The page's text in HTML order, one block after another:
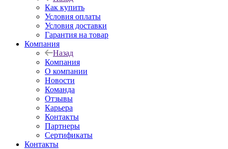
Как купить
Условия оплаты
Условия доставки
Гарантия на товар
Компания
Назад
Компания
О компании
Новости
Команда
Отзывы
Карьера
Контакты
Партнеры
Сертификаты
Контакты